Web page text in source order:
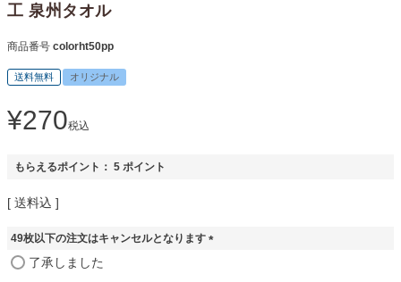
工 泉州タオル
商品番号 colorht50pp
送料無料 オリジナル
¥270税込
もらえるポイント： 5 ポイント
送料込
49枚以下の注文はキャンセルとなります
了承しました